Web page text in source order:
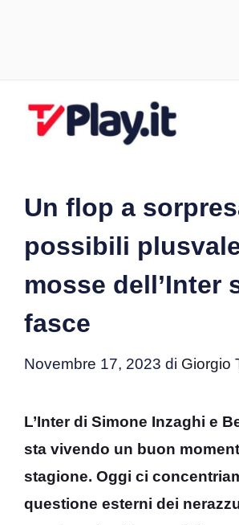
Un flop a
possibili
mosse dell’Inter
fasce
Novembre 17, 2023 di Giorgio
L’Inter di Simone Inzaghi e
sta vivendo un buon
stagione. Oggi ci
questione esterni dei